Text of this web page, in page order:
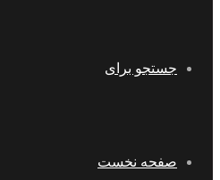
جستجو برای
صفحه نخست